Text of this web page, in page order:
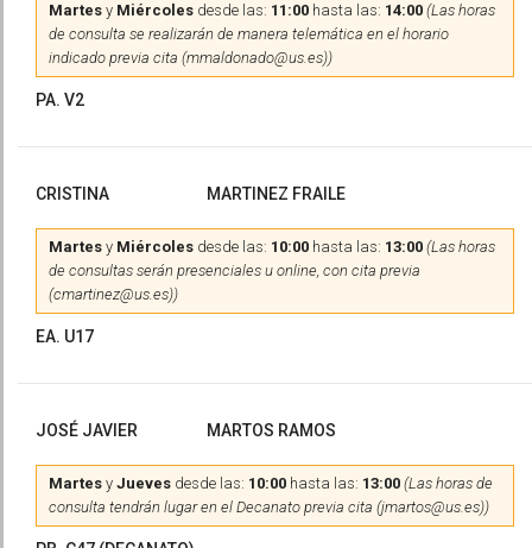
Martes y Miércoles desde las: 11:00 hasta las: 14:00 (Las horas
de consulta se realizarán de manera telemática en el horario
indicado previa cita (mmaldonado@us.es))
PA. V2
CRISTINA MARTINEZ FRAILE
Martes y Miércoles desde las: 10:00 hasta las: 13:00 (Las horas
de consultas serán presenciales u online, con cita previa
(cmartinez@us.es))
EA. U17
JOSÉ JAVIER MARTOS RAMOS
Martes y Jueves desde las: 10:00 hasta las: 13:00 (Las horas de
consulta tendrán lugar en el Decanato previa cita (jmartos@us.es))